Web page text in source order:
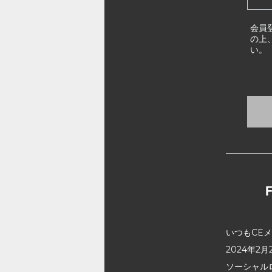
会員
の上
い。
いつもCE
2024年2月
ソーシャ